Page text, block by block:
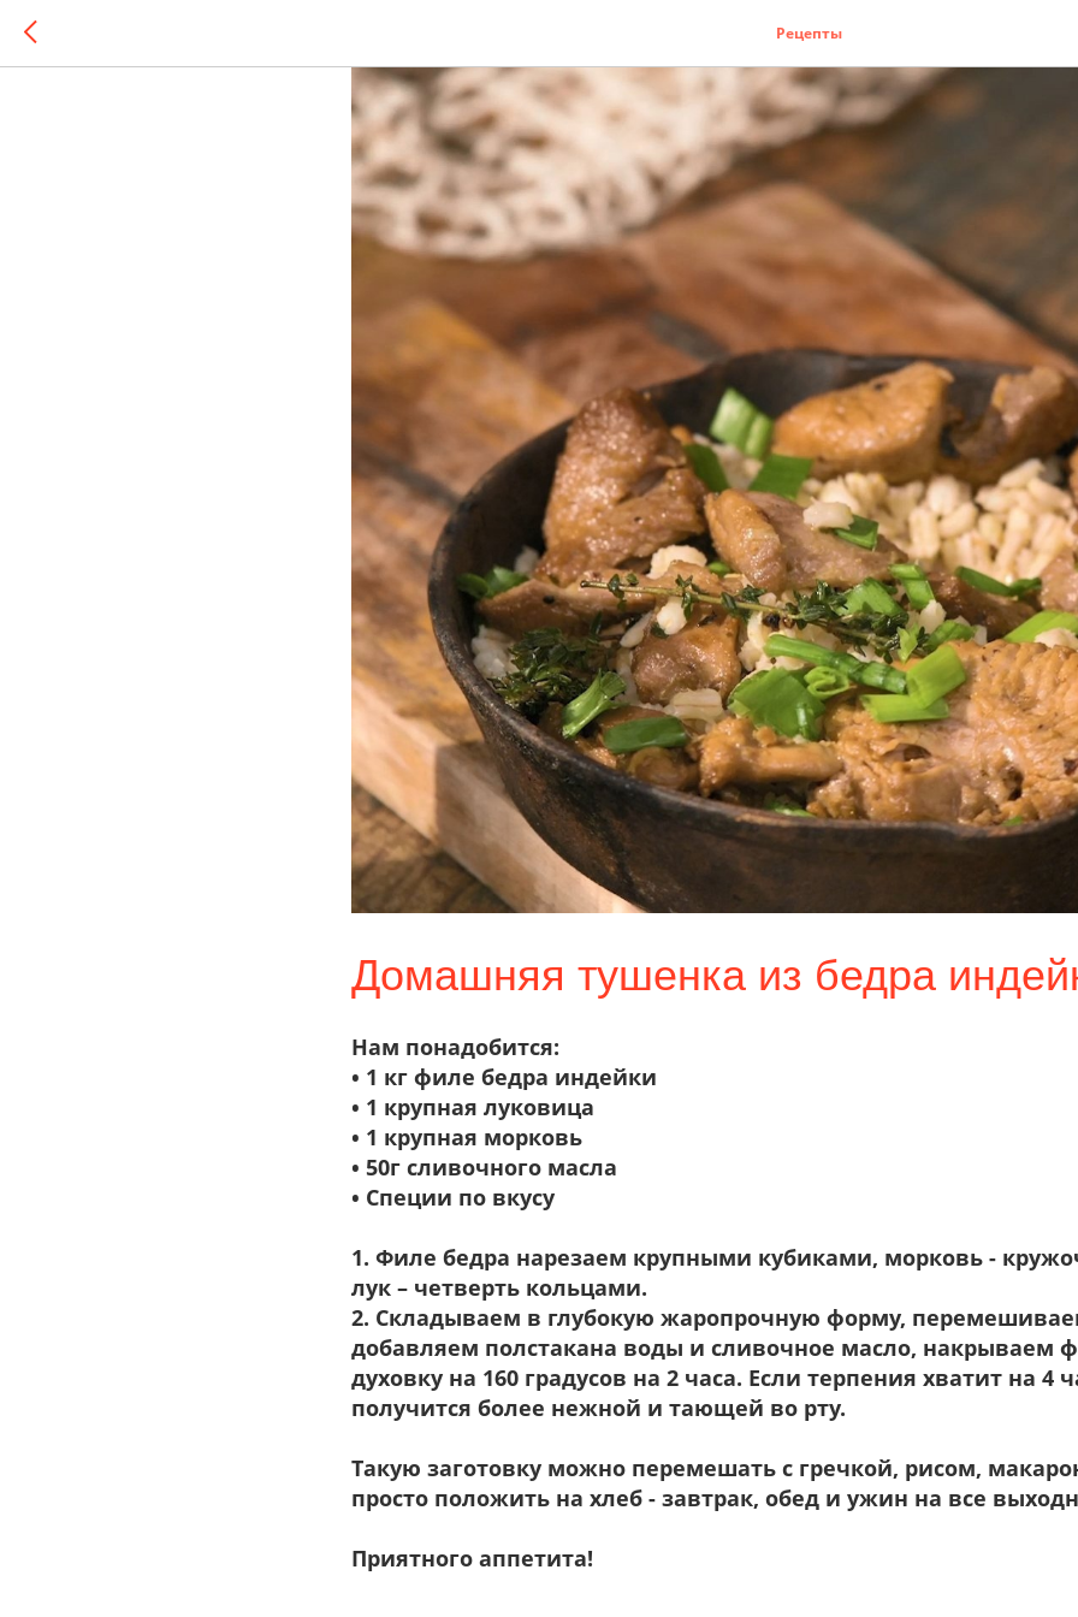
Рецепты
Домашняя тушенка из бедра
Нам понадобится:
• 1 кг филе бедра индейки
• 1 крупная луковица
• 1 крупная морковь
• 50г сливочного масла
• Специи по вкусу
1. Филе бедра нарезаем крупными кубиками, морковь -
лук – четверть кольцами.
2. Складываем в глубокую жаропрочную форму,
добавляем полстакана воды и сливочное масло, накрываем
духовку на 160 градусов на 2 часа. Если терпения хватит на 4
получится более нежной и тающей во рту.
Такую заготовку можно перемешать с гречкой, рисом,
просто положить на хлеб - завтрак, обед и ужин на все
Приятного аппетита!